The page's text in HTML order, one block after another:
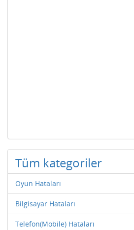
Tüm kategoriler
Oyun Hataları
Bilgisayar Hataları
Telefon(Mobile) Hataları